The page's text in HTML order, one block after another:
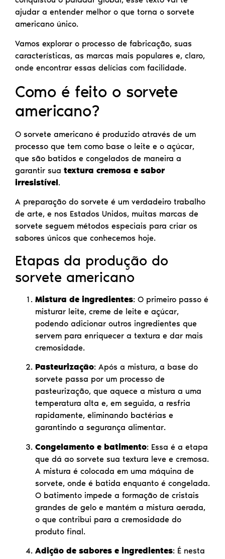
ajudar a entender melhor o que torna o sorvete
americano único.
Vamos explorar o processo de fabricação, suas
características, as marcas mais populares e, claro,
onde encontrar essas delícias com facilidade.
Como é feito o sorvete
americano?
O sorvete americano é produzido através de um
processo que tem como base o leite e o açúcar,
que são batidos e congelados de maneira a
garantir sua textura cremosa e sabor
irresistível.
A preparação do sorvete é um verdadeiro trabalho
de arte, e nos Estados Unidos, muitas marcas de
sorvete seguem métodos especiais para criar os
sabores únicos que conhecemos hoje.
Etapas da produção do
sorvete americano
Mistura de ingredientes: O primeiro passo é
misturar leite, creme de leite e açúcar,
podendo adicionar outros ingredientes que
servem para enriquecer a textura e dar mais
cremosidade.
Pasteurização: Após a mistura, a base do
sorvete passa por um processo de
pasteurização, que aquece a mistura a uma
temperatura alta e, em seguida, a resfria
rapidamente, eliminando bactérias e
garantindo a segurança alimentar.
Congelamento e batimento: Essa é a etapa
que dá ao sorvete sua textura leve e cremosa.
A mistura é colocada em uma máquina de
sorvete, onde é batida enquanto é congelada.
O batimento impede a formação de cristais
grandes de gelo e mantém a mistura aerada,
o que contribui para a cremosidade do
produto final.
Adição de sabores e ingredientes: É nesta